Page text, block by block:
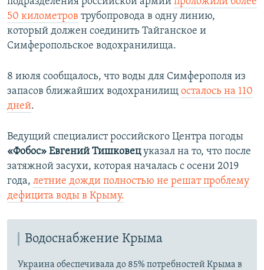
50 километров трубопровода в одну линию,
который должен соединить Тайганское и
Симферопольское водохранилища.
8 июля сообщалось, что воды для Симферополя из
запасов ближайших водохранилищ осталось на 110
дней.
Ведущий специалист российского Центра погоды
«Фобос» Евгений Тишковецуказал на то, что после
затяжной засухи, которая началась с осени 2019
года, летние дожди полностью не решат проблему
дефицита воды в Крыму.
Водоснабжение Крыма
Украина обеспечивала до 85% потребностей Крыма в